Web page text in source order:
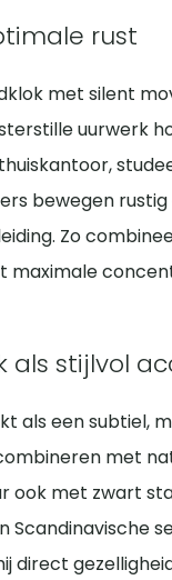
rust
met silent
uurwerk
bewegen
Zo
maximale
als stijlvol
als een subtiel,
met
ook met zwart
Scandinavische
direct